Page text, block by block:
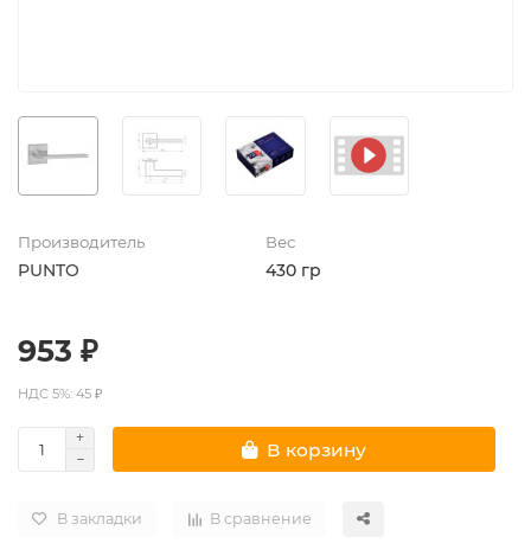
Производитель
PUNTO
Вес
430 гр
953 ₽
НДС 5%: 45 ₽
В корзину
В закладки В сравнение